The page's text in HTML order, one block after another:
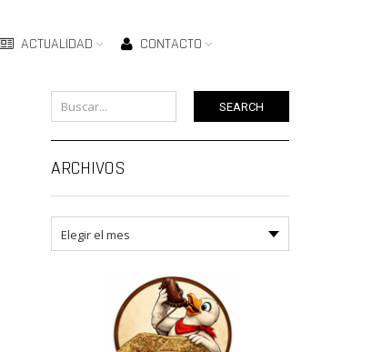
ACTUALIDAD CONTACTO
SEARCH
ARCHIVOS